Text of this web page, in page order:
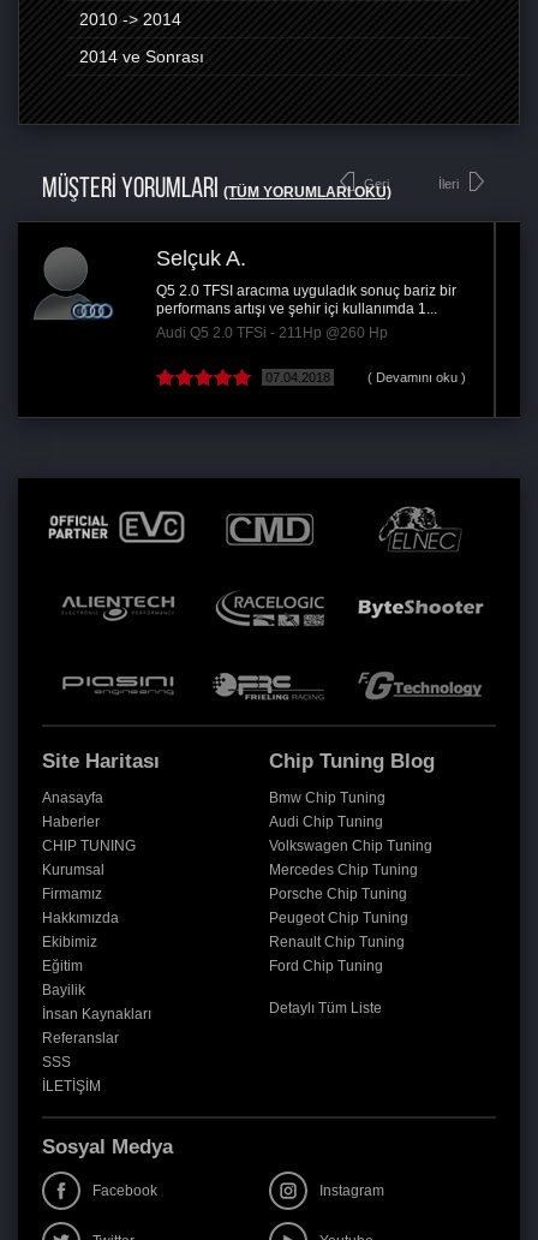
2010 -> 2014
2014 ve Sonrası
MÜŞTERİ YORUMLARI (TÜM YORUMLARI OKU)
Geri
sonuç bariz bir
1...
Yazılım yükleme işi kısa ve
performans artışı kayda değer,
Audi A4 2.0 TDI - 177Hp @210
19.04.2018
İleri
Site Haritası
Anasayfa
Haberler
CHIP TUNING
Kurumsal
Firmamız
Hakkımızda
Ekibimiz
Eğitim
Bayilik
İnsan Kaynakları
Referanslar
SSS
İLETİŞİM
Chip Tuning Blog
Bmw Chip Tuning
Audi Chip Tuning
Volkswagen Chip Tuning
Mercedes Chip Tuning
Porsche Chip Tuning
Peugeot Chip Tuning
Renault Chip Tuning
Ford Chip Tuning
Detaylı Tüm Liste
Sosyal Medya
Facebook Instagram